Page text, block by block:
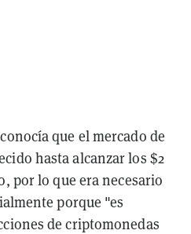
que el mercado de
hasta alcanzar los $2
por lo que era necesario
porque "es
de criptomonedas